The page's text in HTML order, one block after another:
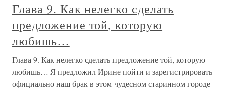
Глава 9. Как нелегко сделать
предложение той, которую
любишь…
Глава 9. Как нелегко сделать предложение той, которую
любишь… Я предложил Ирине пойти и зарегистрировать
официально наш брак в этом чудесном старинном городе